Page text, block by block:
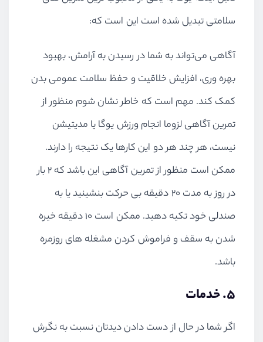
سلامتی تبدیل شده است این است که:
آگاهی می‌تواند به شما در رسیدن به آرامش، بهبود
بهره وری، افزایش خلاقیت و حفظ سلامت عمومی بدن
کمک کند. مهم است که خاطر نشان شوم منظور از
تمرین آگاهی لزوما انجام ورزش یوگا یا مدیتیشن
نیست، هر چند هر دو این کارها یک نتیجه را دارند.
ممکن است منظور از تمرین آگاهی این باشد که ۲ بار
در روز به مدت ۲۰ دقیقه بی حرکت بنشینید یا به
صندلی خود تکیه دهید. ممکن است ۱۰ دقیقه خیره
شدن به سقف و فراموش کردن مشغله های روزمره
باشد.
۵. خدمات
اگر شما در حال از دست دادن دیدتان نسبت به نگرش